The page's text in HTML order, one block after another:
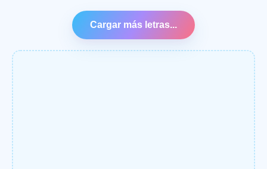
Cargar más letras...